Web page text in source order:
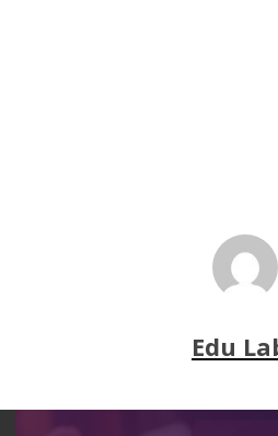
Edu